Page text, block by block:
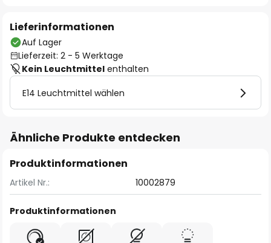
Lieferinformationen
Auf Lager
Lieferzeit: 2 - 5 Werktage
Kein Leuchtmittel enthalten
E14 Leuchtmittel wählen
Ähnliche Produkte entdecken
Produktinformationen
Artikel Nr.: 10002879
Produktinformationen